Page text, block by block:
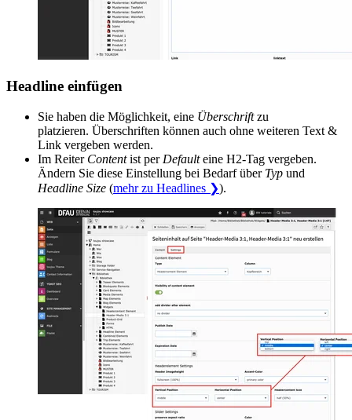
Headline einfügen
Sie haben die Möglichkeit, eine Überschriftzu
platzieren. Überschriften können auch ohne weiteren Text &
Link vergeben werden.
Im Reiter Contentist per Defaulteine H2-Tag vergeben.
Ändern Sie diese Einstellung bei Bedarf über Typ und
Headline Size (mehr zu Headlines ❯).